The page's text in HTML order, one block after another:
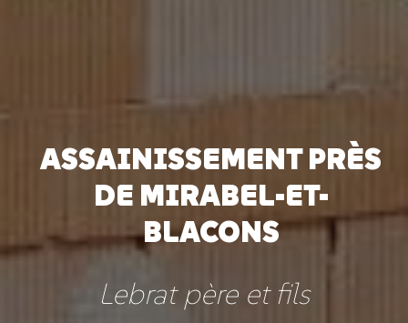
ASSAINISSEMENT PRÈS
DE MIRABEL-ET-
BLACONS
Lebrat père et fils